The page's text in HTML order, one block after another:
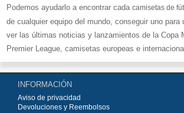
Podemos ayudarlo a encontrar cada camisetas de
de cualquier equipo del mundo, conseguir uno para
ver las últimas noticias y lanzamientos de la Copa
Premier League, camisetas europeas e
fútbol y kits.
Comprecamisetas de fútbol baratas replicasen
más grande de Europa. ¡Grandes ofertas en todas
de fútbol, ​​kits europeos e internacionales, todo a
INFORMACIÓN
Aviso de privacidad
Devoluciones y Reembolsos